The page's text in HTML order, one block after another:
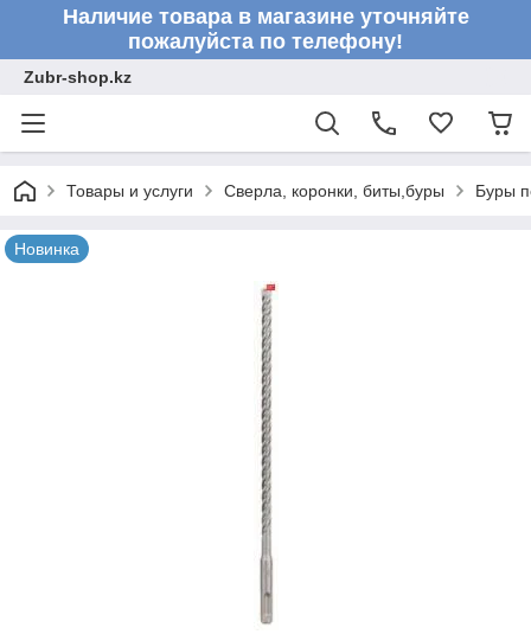
Наличие товара в магазине уточняйте
пожалуйста по телефону!
Zubr-shop.kz
Товары и услуги Сверла, коронки, биты,буры Буры
Новинка